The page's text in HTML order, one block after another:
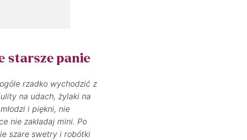
starsze panie
rzadko wychodzić z
na udach, żylaki na
i piękni, nie
nie zakładaj mini. Po
szare swetry i robótki